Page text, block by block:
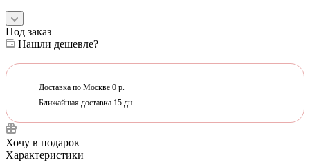
Под заказ
Нашли дешевле?
Доставка по Москве 0 р.
Ближайшая доставка 15 дн.
Хочу в подарок
Характеристики